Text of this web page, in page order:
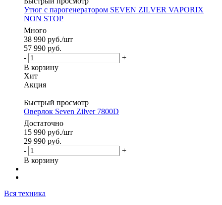
Утюг с парогенератором SEVEN ZILVER VAPORIX
NON STOP
Много
38 990 руб./шт
57 990 руб.
-
+
В корзину
Хит
Акция
Быстрый просмотр
Оверлок Seven Zilver 7800D
Достаточно
15 990 руб./шт
29 990 руб.
-
+
В корзину
Вся техника